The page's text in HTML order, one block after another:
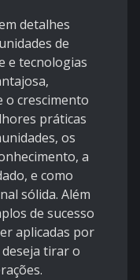
detalhes
de
e tecnologias
o crescimento
práticas
os
a
e como
sólida. Além
de sucesso
aplicadas por
tirar o